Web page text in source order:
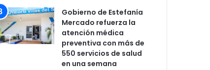
Gobierno de Estefanía
Mercado refuerza la
atención médica
preventiva con más de
550 servicios de salud
en una semana